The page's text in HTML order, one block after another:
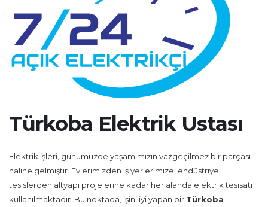
Türkoba Elektrik Ustası
Elektrik işleri, günümüzde yaşamımızın vazgeçilmez bir parçası
haline gelmiştir. Evlerimizden iş yerlerimize, endüstriyel
tesislerden altyapı projelerine kadar her alanda elektrik tesisatı
kullanılmaktadır. Bu noktada, işini iyi yapan bir Türkoba